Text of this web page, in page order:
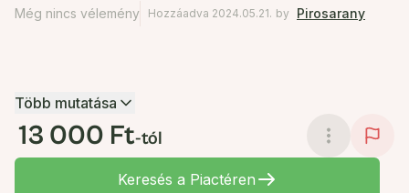
Még nincs vélemény Hozzáadva 2024.05.21. by Pirosarany
Több mutatása
13 000 Ft-tól
Keresés a Piactéren